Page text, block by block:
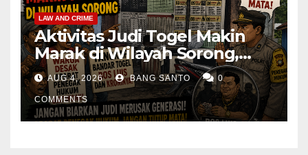
LAW AND CRIME
Aktivitas Judi Togel Makin
Marak di Wilayah Sorong,
Warga Desak Aparat Segera
Tangkap Bandar Luis dan
Kroninya
AUG 4, 2026 BANG SANTO 0
COMMENTS